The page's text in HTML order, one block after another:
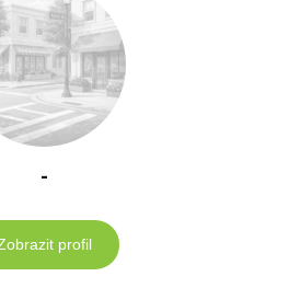
-
profil